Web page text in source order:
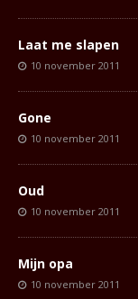
Laat me slapen
10 november 2011
Gone
10 november 2011
Oud
10 november 2011
Mijn opa
10 november 2011